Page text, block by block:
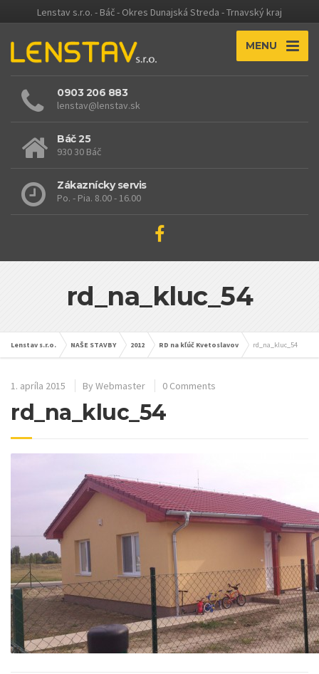
Lenstav s.r.o. - Báč - Okres Dunajská Streda - Trnavský kraj
MENU
0903 206 883
lenstav@lenstav.sk
Báč 25
930 30 Báč
Zákaznícky servis
Po. - Pia. 8.00 - 16.00
rd_na_kluc_54
Lenstav s.r.o. NAŠE STAVBY 2012 RD na kľúč Kvetoslavov rd_na_kluc_54
1. apríla 2015 By Webmaster 0 Comments
rd_na_kluc_54